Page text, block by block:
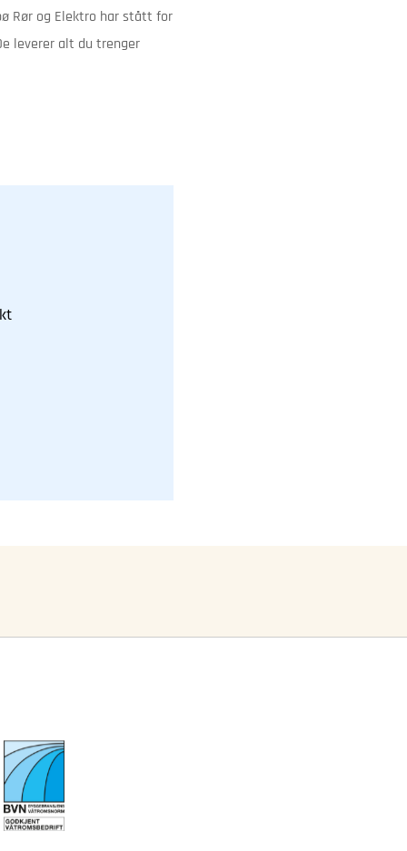
Rør og Elektro har stått for
leverer alt du trenger